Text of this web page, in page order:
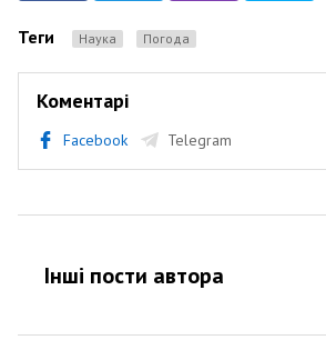
Теги Наука Погода
Коментарі
Facebook Telegram
Інші пости автора